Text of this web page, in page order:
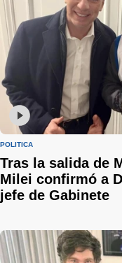
POLÍTICA
Tras la salida de
Milei confirmó a
jefe de Gabinete